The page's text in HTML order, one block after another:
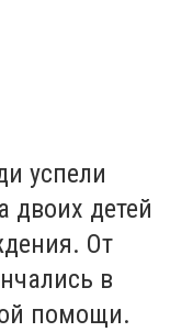
успели
двоих детей
От
в
помощи.